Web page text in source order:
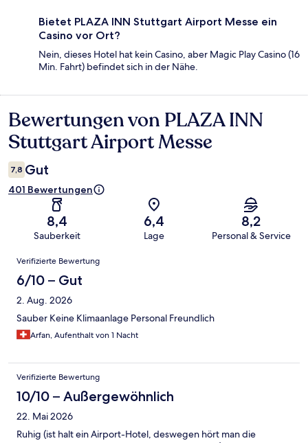
Bietet PLAZA INN Stuttgart Airport Messe ein
Casino vor Ort?
Nein, dieses Hotel hat kein Casino, aber Magic Play Casino (16
Min. Fahrt) befindet sich in der Nähe.
Bewertungen
Bewertungen von PLAZA INN
Stuttgart Airport Messe
7,8 Gut
401 Bewertungen
8,4
Sauberkeit
6,4
Lage
8,2
Personal & Service
Bewertungen
Verifizierte Bewertung
6/10 – Gut
2. Aug. 2026
Sauber Keine Klimaanlage Personal Freundlich
Arfan, Aufenthalt von 1 Nacht
Verifizierte Bewertung
10/10 – Außergewöhnlich
22. Mai 2026
Ruhig (ist halt ein Airport-Hotel, deswegen hört man die